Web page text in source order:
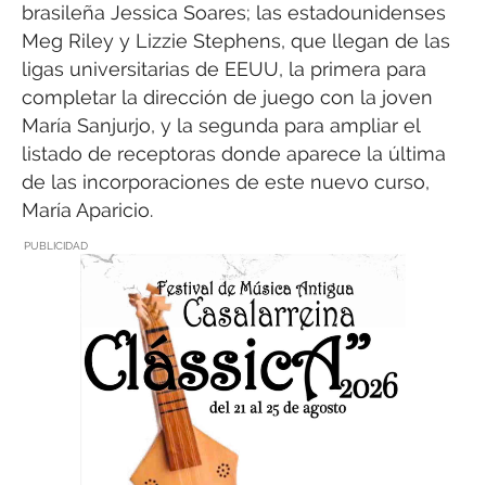
brasileña Jessica Soares; las estadounidenses
Meg Riley y Lizzie Stephens, que llegan de las
ligas universitarias de EEUU, la primera para
completar la dirección de juego con la joven
María Sanjurjo, y la segunda para ampliar el
listado de receptoras donde aparece la última
de las incorporaciones de este nuevo curso,
María Aparicio.
PUBLICIDAD